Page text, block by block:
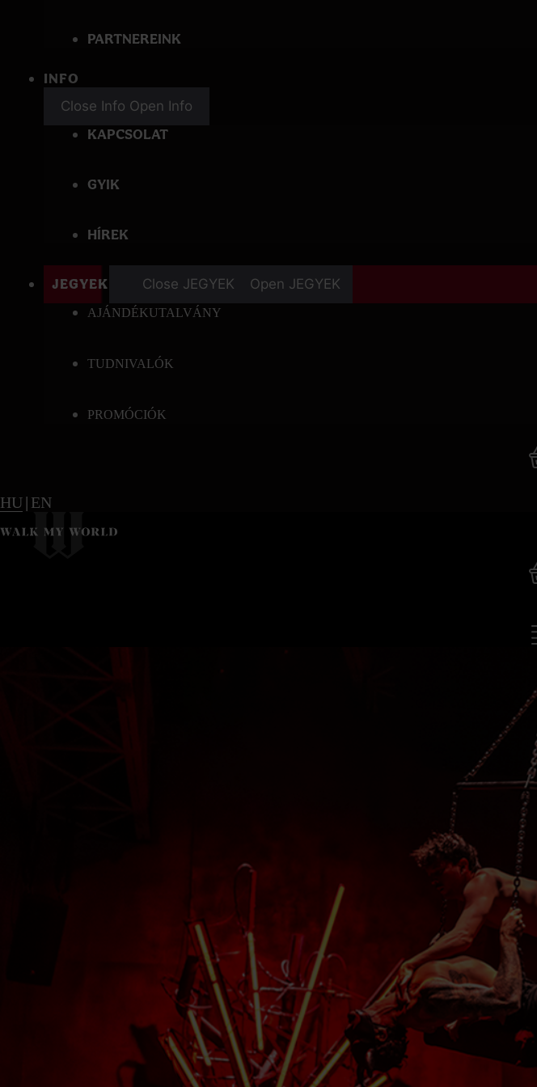
PARTNEREINK
INFO
Close Info Open Info
KAPCSOLAT
GYIK
HÍREK
JEGYEK Close JEGYEK Open JEGYEK
AJÁNDÉKUTALVÁNY
TUDNIVALÓK
PROMÓCIÓK
HU| EN